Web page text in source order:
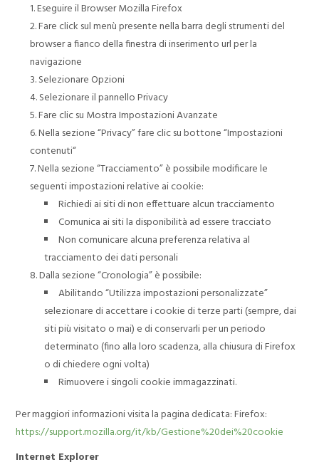
Eseguire il Browser Mozilla Firefox
Fare click sul menù presente nella barra degli strumenti del
browser a fianco della finestra di inserimento url per la
navigazione
Selezionare Opzioni
Selezionare il pannello Privacy
Fare clic su Mostra Impostazioni Avanzate
Nella sezione “Privacy” fare clic su bottone “Impostazioni
contenuti“
Nella sezione “Tracciamento” è possibile modificare le
seguenti impostazioni relative ai cookie:
Richiedi ai siti di non effettuare alcun tracciamento
Comunica ai siti la disponibilità ad essere tracciato
Non comunicare alcuna preferenza relativa al
tracciamento dei dati personali
Dalla sezione “Cronologia” è possibile:
Abilitando “Utilizza impostazioni personalizzate”
selezionare di accettare i cookie di terze parti (sempre, dai
siti più visitato o mai) e di conservarli per un periodo
determinato (fino alla loro scadenza, alla chiusura di Firefox
o di chiedere ogni volta)
Rimuovere i singoli cookie immagazzinati.
Per maggiori informazioni visita la pagina dedicata: Firefox:
https://support.mozilla.org/it/kb/Gestione%20dei%20cookie
Internet Explorer